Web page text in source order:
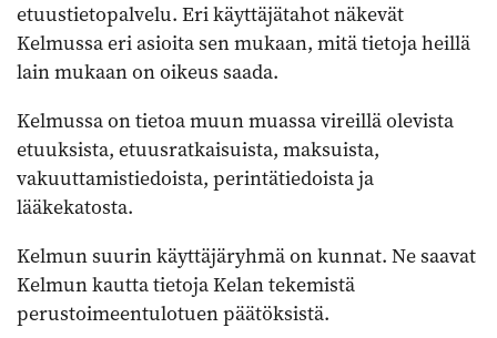
etuustietopalvelu. Eri käyttäjätahot näkevät
Kelmussa eri asioita sen mukaan, mitä tietoja heillä
lain mukaan on oikeus saada.
Kelmussa on tietoa muun muassa vireillä olevista
etuuksista, etuusratkaisuista, maksuista,
vakuuttamistiedoista, perintätiedoista ja
lääkekatosta.
Kelmun suurin käyttäjäryhmä on kunnat. Ne saavat
Kelmun kautta tietoja Kelan tekemistä
perustoimeentulotuen päätöksistä.